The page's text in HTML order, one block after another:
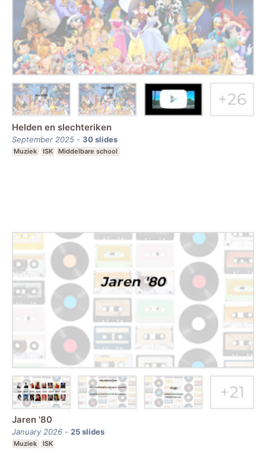
Helden en slechteriken
September 2025 - 30slides
Muziek ISK Middelbare school
Jaren '80
January 2026 - 25slides
Muziek ISK